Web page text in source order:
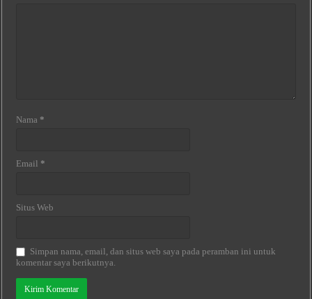
Nama *
Email *
Situs Web
Simpan nama, email, dan situs web saya pada peramban ini untuk
komentar saya berikutnya.